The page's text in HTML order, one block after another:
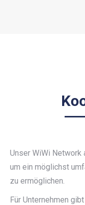
Unser WiWi Network
um ein möglichst
zu ermöglichen.
Für Unternehmen